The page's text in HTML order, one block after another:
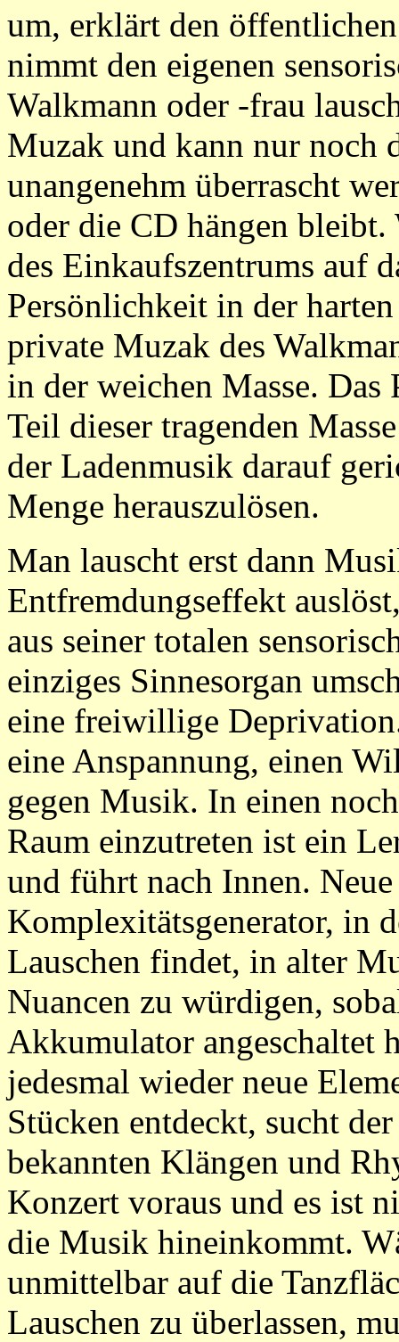
um, erklärt den
nimmt den eigenen
Walkmann oder -frau
Muzak und kann nur noch
unangenehm überrascht
oder die CD hängen
des Einkaufszentrums auf
Persönlichkeit in der
private Muzak des
in der weichen Masse. Das
Teil dieser tragenden
der Ladenmusik darauf
Menge herauszulösen.
Man lauscht erst dann
Entfremdungseffekt
aus seiner totalen
einziges Sinnesorgan
eine freiwillige
eine Anspannung, einen
gegen Musik. In einen
Raum einzutreten ist ein
und führt nach Innen.
Komplexitätsgenerator, in
Lauschen findet, in alter
Nuancen zu würdigen,
Akkumulator angeschaltet
jedesmal wieder neue
Stücken entdeckt, sucht
bekannten Klängen und
Konzert voraus und es ist
die Musik hineinkommt.
unmittelbar auf die
Lauschen zu überlassen,